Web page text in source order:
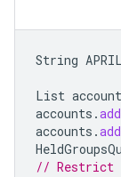
String
List
accounts .add
accounts .add
// Restrict